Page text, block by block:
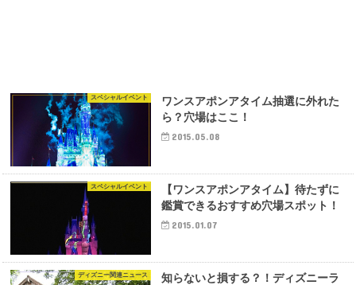
スペシャルイベント
ワンスアポンアタイム抽選に外れた
ら？穴場はここ！
2015.05.08
スペシャルイベント
【ワンスアポンアタイム】待たずに
鑑賞できるおすすめ穴場スポット！
2015.01.07
ディズニー関連ニュース
知らないと損する？！ディズニーラ